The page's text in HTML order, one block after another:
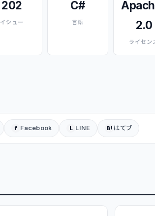
202
イシュー
C#
言語
2.0
ライセン
f Facebook L LINE B! はてブ